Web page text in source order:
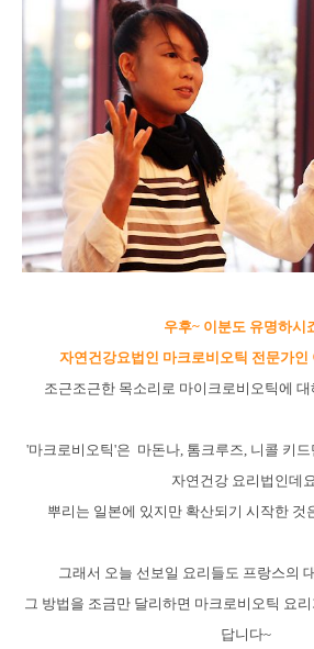
우후~ 이분도 유명하시
자연건강요법인 마크로비오틱 전문가인
조근조근한 목소리로 마이크로비오틱에
'마크로비오틱'은 마돈나, 톰크루즈, 니콜 키
자연건강 요리법 인데
뿌리는 일본에 있지만 확산되기 시작한 것
그래서 오늘 선보일 요리들도 프랑스의
그 방법을 조금만 달리하면 마크로비오틱 요
답니다~